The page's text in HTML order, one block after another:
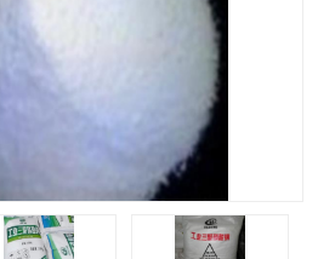
三聚磷酸钠
过硫酸铵